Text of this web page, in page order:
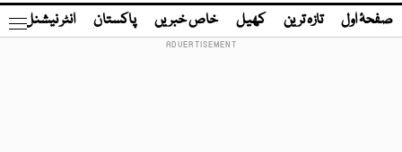
صفحۂ اول تازہ ترین کھیل خاص خبریں پاکستان انٹر نیشنل